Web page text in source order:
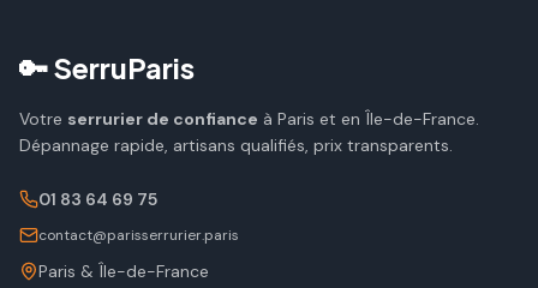
🔑 SerruParis
Votre serrurier de confiance à Paris et en Île-de-France.
Dépannage rapide, artisans qualifiés, prix transparents.
01 83 64 69 75
contact@parisserrurier.paris
Paris & Île-de-France